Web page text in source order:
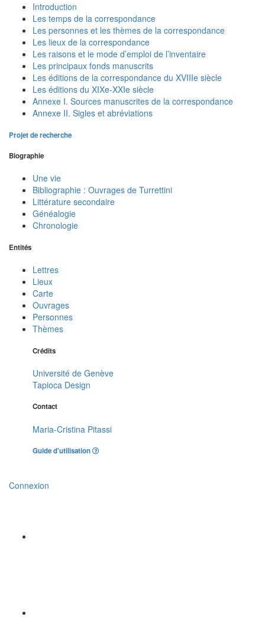
Introduction
Les temps de la correspondance
Les personnes et les thèmes de la correspondance
Les lieux de la correspondance
Les raisons et le mode d’emploi de l’inventaire
Les principaux fonds manuscrits
Les éditions de la correspondance du XVIIIe siècle
Les éditions du XIXe-XXIe siècle
Annexe I. Sources manuscrites de la correspondance
Annexe II. Sigles et abréviations
Projet de recherche
Biographie
Une vie
Bibliographie : Ouvrages de Turrettini
Littérature secondaire
Généalogie
Chronologie
Entités
Lettres
Lieux
Carte
Ouvrages
Personnes
Thèmes
Crédits
Université de Genève
Tapioca Design
Contact
Maria-Cristina Pitassi
Guide d'utilisation
Connexion